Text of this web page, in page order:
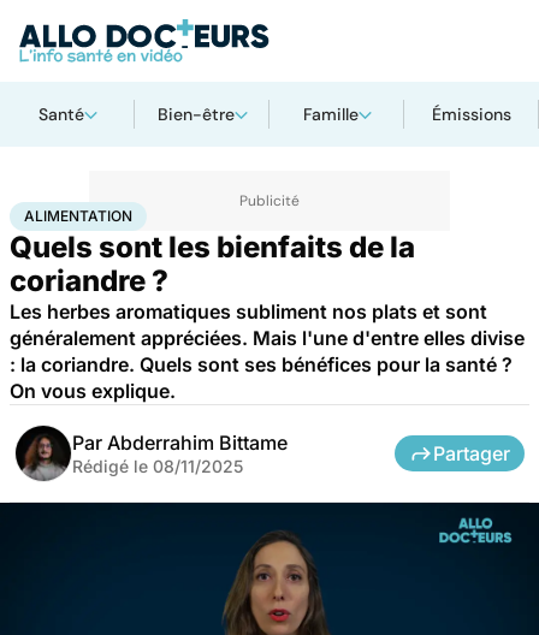
Santé Bien-être Famille Émissions
AccueilBien-être Nutrition Alimentation
ALIMENTATION
Quels sont les bienfaits de la
coriandre ?
Les herbes aromatiques subliment nos plats et sont
généralement appréciées. Mais l'une d'entre elles divise
: la coriandre. Quels sont ses bénéfices pour la santé ?
On vous explique.
Par Abderrahim Bittame
Rédigé le 08/11/2025
Partager